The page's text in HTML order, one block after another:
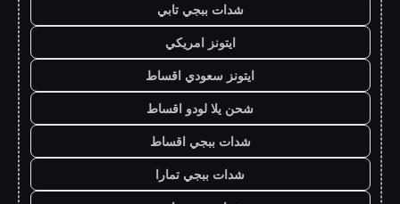
شدات ببجي تابي
ايتونز امريكي
ايتونز سعودي اقساط
شحن يلا لودو اقساط
شدات ببجي اقساط
شدات ببجي تمارا